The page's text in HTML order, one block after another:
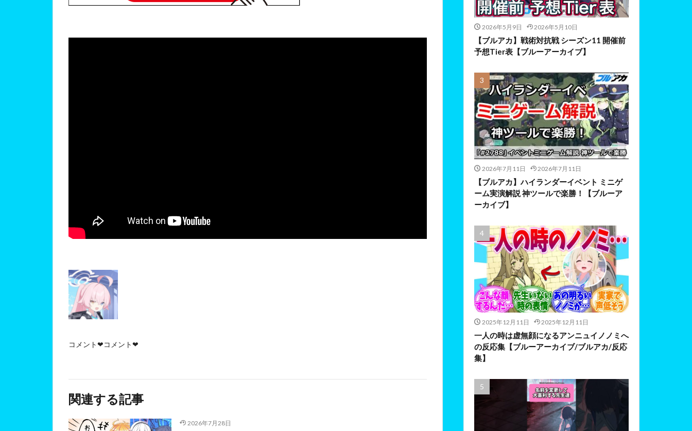
コメント❤コメント❤
関連する記事
2026年7月28日
2026年5月9日 2026年5月10日
【ブルアカ】戦術対抗戦 シーズン11 開催前
予想Tier表【ブルーアーカイブ】
2026年7月11日 2026年7月11日
【ブルアカ】ハイランダーイベント ミニゲ
ーム実演解説 神ツールで楽勝！【ブルーア
ーカイブ】
2025年12月11日 2025年12月11日
一人の時は虚無顔になるアンニュイノノミへ
の反応集【ブルーアーカイブ/ブルアカ/反応
集】